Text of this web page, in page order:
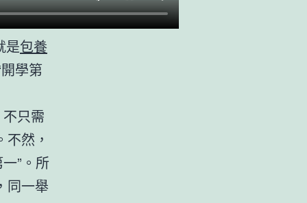
是包養
學第
只需
然，
”。所
同一舉